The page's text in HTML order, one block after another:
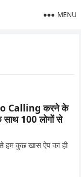
MENU
Calling करने के
100 लोगों से
हम कुछ खास ऐप का ही